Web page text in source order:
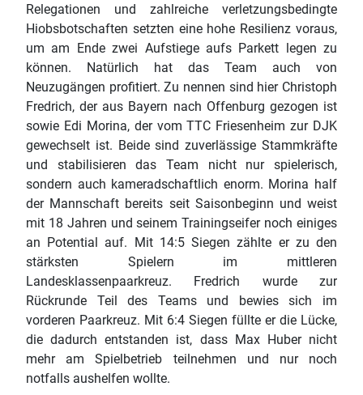
Relegationen und zahlreiche verletzungsbedingte
Hiobsbotschaften setzten eine hohe Resilienz voraus,
um am Ende zwei Aufstiege aufs Parkett legen zu
können. Natürlich hat das Team auch von
Neuzugängen profitiert. Zu nennen sind hier Christoph
Fredrich, der aus Bayern nach Offenburg gezogen ist
sowie Edi Morina, der vom TTC Friesenheim zur DJK
gewechselt ist. Beide sind zuverlässige Stammkräfte
und stabilisieren das Team nicht nur spielerisch,
sondern auch kameradschaftlich enorm. Morina half
der Mannschaft bereits seit Saisonbeginn und weist
mit 18 Jahren und seinem Trainingseifer noch einiges
an Potential auf. Mit 14:5 Siegen zählte er zu den
stärksten Spielern im mittleren
Landesklassenpaarkreuz. Fredrich wurde zur
Rückrunde Teil des Teams und bewies sich im
vorderen Paarkreuz. Mit 6:4 Siegen füllte er die Lücke,
die dadurch entstanden ist, dass Max Huber nicht
mehr am Spielbetrieb teilnehmen und nur noch
notfalls aushelfen wollte.